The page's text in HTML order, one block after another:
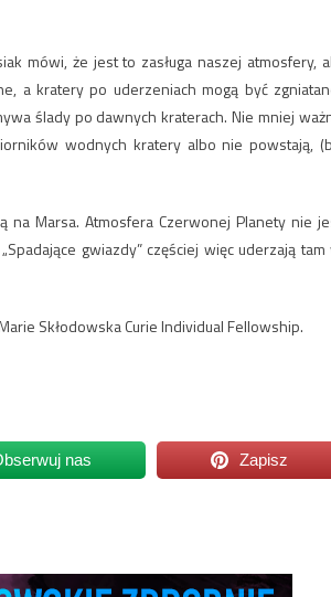
mówi, że jest to zasługa naszej atmosfery,
a kratery po uderzeniach mogą być
ślady po dawnych kraterach. Nie mniej
wodnych kratery albo nie powstają,
na Marsa. Atmosfera Czerwonej Planety nie
gwiazdy” częściej więc uderzają tam
Skłodowska Curie Individual Fellowship.
nas Zapisz